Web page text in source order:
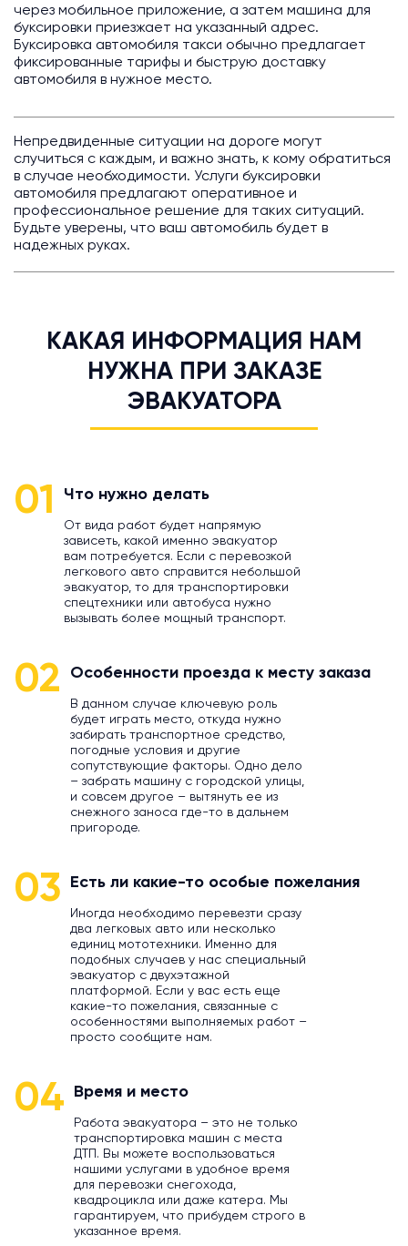
через мобильное приложение, а затем машина для
буксировки приезжает на указанный адрес.
Буксировка автомобиля такси обычно предлагает
фиксированные тарифы и быструю доставку
автомобиля в нужное место.
Непредвиденные ситуации на дороге могут
случиться с каждым, и важно знать, к кому обратиться
в случае необходимости. Услуги буксировки
автомобиля предлагают оперативное и
профессиональное решение для таких ситуаций.
Будьте уверены, что ваш автомобиль будет в
надежных руках.
КАКАЯ ИНФОРМАЦИЯ НАМ
НУЖНА ПРИ ЗАКАЗЕ
ЭВАКУАТОРА
01 Что нужно делать
От вида работ будет напрямую
зависеть, какой именно эвакуатор
вам потребуется. Если с перевозкой
легкового авто справится небольшой
эвакуатор, то для транспортировки
спецтехники или автобуса нужно
вызывать более мощный транспорт.
02 Особенности проезда к месту заказа
В данном случае ключевую роль
будет играть место, откуда нужно
забирать транспортное средство,
погодные условия и другие
сопутствующие факторы. Одно дело
– забрать машину с городской улицы,
и совсем другое – вытянуть ее из
снежного заноса где-то в дальнем
пригороде.
03 Есть ли какие-то особые пожелания
Иногда необходимо перевезти сразу
два легковых авто или несколько
единиц мототехники. Именно для
подобных случаев у нас специальный
эвакуатор с двухэтажной
платформой. Если у вас есть еще
какие-то пожелания, связанные с
особенностями выполняемых работ –
просто сообщите нам.
04 Время и место
Работа эвакуатора – это не только
транспортировка машин с места
ДТП. Вы можете воспользоваться
нашими услугами в удобное время
для перевозки снегохода,
квадроцикла или даже катера. Мы
гарантируем, что прибудем строго в
указанное время.